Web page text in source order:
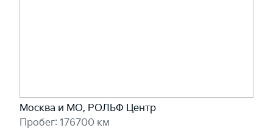
Москва и МО, РОЛЬФ Центр
Пробег: 176700 км